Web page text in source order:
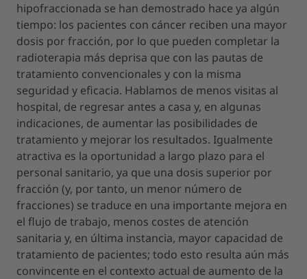
hipofraccionada se han demostrado hace ya algún
tiempo: los pacientes con cáncer reciben una mayor
dosis por fracción, por lo que pueden completar la
radioterapia más deprisa que con las pautas de
tratamiento convencionales y con la misma
seguridad y eficacia. Hablamos de menos visitas al
hospital, de regresar antes a casa y, en algunas
indicaciones, de aumentar las posibilidades de
tratamiento y mejorar los resultados. Igualmente
atractiva es la oportunidad a largo plazo para el
personal sanitario, ya que una dosis superior por
fracción (y, por tanto, un menor número de
fracciones) se traduce en una importante mejora en
el flujo de trabajo, menos costes de atención
sanitaria y, en última instancia, mayor capacidad de
tratamiento de pacientes; todo esto resulta aún más
convincente en el contexto actual de aumento de la